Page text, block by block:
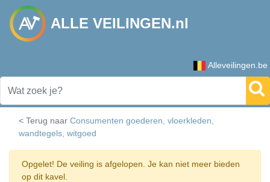
ALLE VEILINGEN.nl
Alleveilingen.be
< Terug naar Consumenten goederen, vloerkleden,
wandtegels, witgoed
Opgelet! De veiling is afgelopen. Je kan niet meer bieden
op dit kavel.